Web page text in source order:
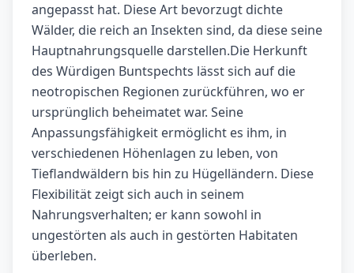
angepasst hat. Diese Art bevorzugt dichte
Wälder, die reich an Insekten sind, da diese seine
Hauptnahrungsquelle darstellen.Die Herkunft
des Würdigen Buntspechts lässt sich auf die
neotropischen Regionen zurückführen, wo er
ursprünglich beheimatet war. Seine
Anpassungsfähigkeit ermöglicht es ihm, in
verschiedenen Höhenlagen zu leben, von
Tieflandwäldern bis hin zu Hügelländern. Diese
Flexibilität zeigt sich auch in seinem
Nahrungsverhalten; er kann sowohl in
ungestörten als auch in gestörten Habitaten
überleben.